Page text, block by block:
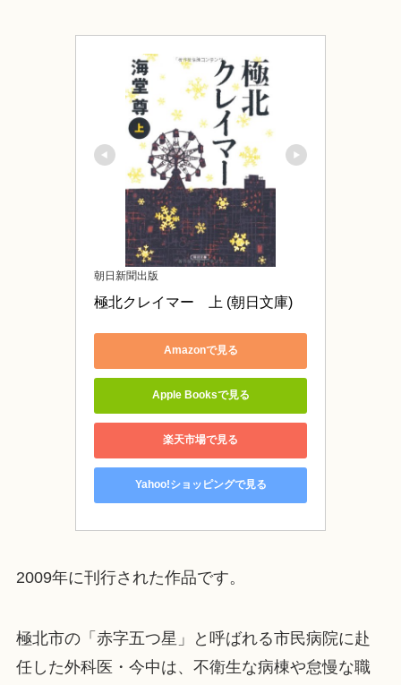
朝日新聞出版
極北クレイマー　上 (朝日文庫)
Amazonで見る
Apple Booksで見る
楽天市場で見る
Yahoo!ショッピングで見る
2009年に刊行された作品です。
極北市の「赤字五つ星」と呼ばれる市民病院に赴
任した外科医・今中は、不衛生な病棟や怠慢な職